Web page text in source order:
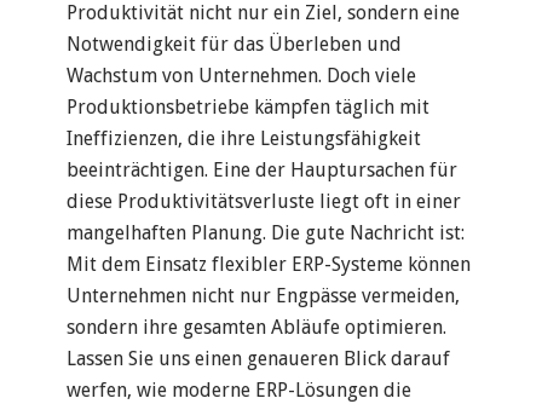
Produktivität nicht nur ein Ziel, sondern eine
Notwendigkeit für das Überleben und
Wachstum von Unternehmen. Doch viele
Produktionsbetriebe kämpfen täglich mit
Ineffizienzen, die ihre Leistungsfähigkeit
beeinträchtigen. Eine der Hauptursachen für
diese Produktivitätsverluste liegt oft in einer
mangelhaften Planung. Die gute Nachricht ist:
Mit dem Einsatz flexibler ERP-Systeme können
Unternehmen nicht nur Engpässe vermeiden,
sondern ihre gesamten Abläufe optimieren.
Lassen Sie uns einen genaueren Blick darauf
werfen, wie moderne ERP-Lösungen die